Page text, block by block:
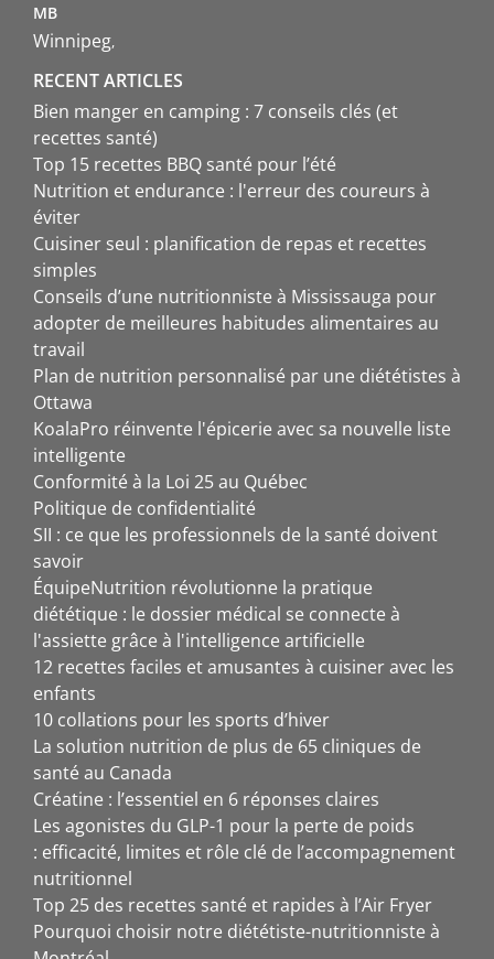
MB
Winnipeg
RECENT ARTICLES
Bien manger en camping : 7 conseils clés (et
recettes santé)
Top 15 recettes BBQ santé pour l’été
Nutrition et endurance : l'erreur des coureurs à
éviter
Cuisiner seul : planification de repas et recettes
simples
Conseils d’une nutritionniste à Mississauga pour
adopter de meilleures habitudes alimentaires au
travail
Plan de nutrition personnalisé par une diététistes à
Ottawa
KoalaPro réinvente l'épicerie avec sa nouvelle liste
intelligente
Conformité à la Loi 25 au Québec
Politique de confidentialité
SII : ce que les professionnels de la santé doivent
savoir
ÉquipeNutrition révolutionne la pratique
diététique : le dossier médical se connecte à
l'assiette grâce à l'intelligence artificielle
12 recettes faciles et amusantes à cuisiner avec les
enfants
10 collations pour les sports d’hiver
La solution nutrition de plus de 65 cliniques de
santé au Canada
Créatine : l’essentiel en 6 réponses claires
Les agonistes du GLP-1 pour la perte de poids
: efficacité, limites et rôle clé de l’accompagnement
nutritionnel
Top 25 des recettes santé et rapides à l’Air Fryer
Pourquoi choisir notre diététiste-nutritionniste à